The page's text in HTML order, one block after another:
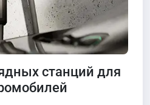
станций для